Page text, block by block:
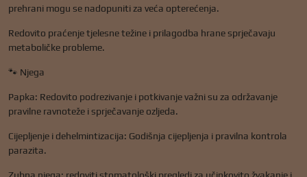
prehrani mogu se nadopuniti za veća opterećenja.
Redovito praćenje tjelesne težine i prilagodba hrane sprječavaju
metaboličke probleme.
🐾 Njega
Papka: Redovito podrezivanje i potkivanje važni su za održavanje
pravilne ravnoteže i sprječavanje ozljeda.
Cijepljenje i dehelmintizacija: Godišnja cijepljenja i pravilna kontrola
parazita.